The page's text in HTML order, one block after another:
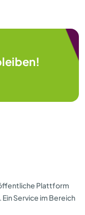
Plattform
Service im Bereich